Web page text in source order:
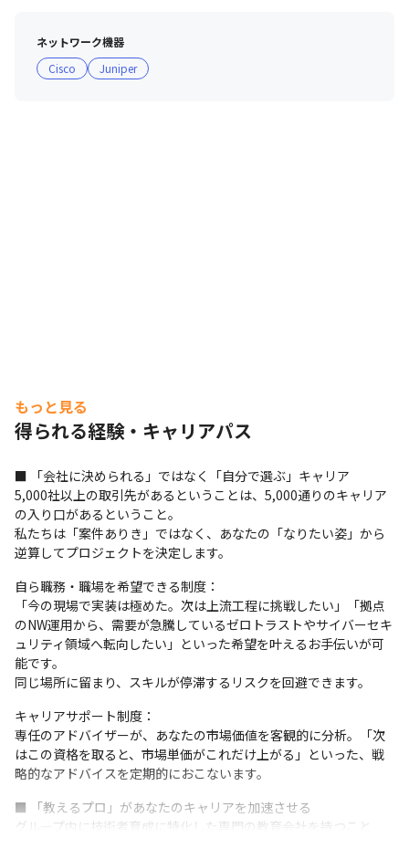
女性の産休・育休取得率は99.16％で復帰するメンバーも
多数（※）。長くご活躍いただいているエンジニアが多数
■ 豊富な案件で多様なキャリアを選択可能
当社では、業界トップクラスの大手クライアントとのお付
き合いがあり、「この技術を極めたい」 、「常に新しい
知識を吸収し続けたい」 、「幅広い業界の現場を体験し
てみたい」 など、個人の希望に寄り添って、希望を叶え
るお手伝いが可能です。
また、自ら職務・職場を希望できる制度や、 キャリアサ
ポート制度など会社一丸であなたの希望を叶える仕組み・
取り組みを行っております。
＜キャリア支援＞
技術図書購入補助、キャリアサポート制度、社内FA制度
（自ら異動を希望できる制度）※審査あり、モチベーショ
ン支援、メンタルチェック、キャリアプラン支援、eラー
ニング
＜資格取得支援制度＞
ネットワーク機器
Cisco
Juniper
もっと見る
得られる経験・キャリアパス
■ 「会社に決められる」ではなく「自分で選ぶ」キャリア
5,000社以上の取引先があるということは、5,000通りのキャリア
の入り口があるということ。
私たちは「案件ありき」ではなく、あなたの「なりたい姿」から
逆算してプロジェクトを決定します。
自ら職務・職場を希望できる制度：
「今の現場で実装は極めた。次は上流工程に挑戦したい」「拠点
のNW運用から、需要が急騰しているゼロトラストやサイバーセキ
ュリティ領域へ転向したい」といった希望を叶えるお手伝いが可
能です。
同じ場所に留まり、スキルが停滞するリスクを回避できます。
キャリアサポート制度：
専任のアドバイザーが、あなたの市場価値を客観的に分析。「次
はこの資格を取ると、市場単価がこれだけ上がる」といった、戦
略的なアドバイスを定期的におこないます。
■ 「教えるプロ」があなたのキャリアを加速させる
グループ内に技術者育成に特化した専門の教育会社を持つこと